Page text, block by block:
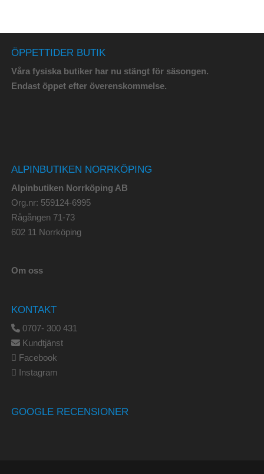
ÖPPETTIDER BUTIK
Våra fysiska butiker har nu stängt för säsongen.
Endast öppet efter överenskommelse.
ALPINBUTIKEN NORRKÖPING
Alpinbutiken Norrköping AB
Org.nr: 559124-6995
Rågången 71-73
602 11 Norrköping
Om oss
KONTAKT
0707- 300 431
Kundtjänst
Facebook
Instagram
GOOGLE RECENSIONER